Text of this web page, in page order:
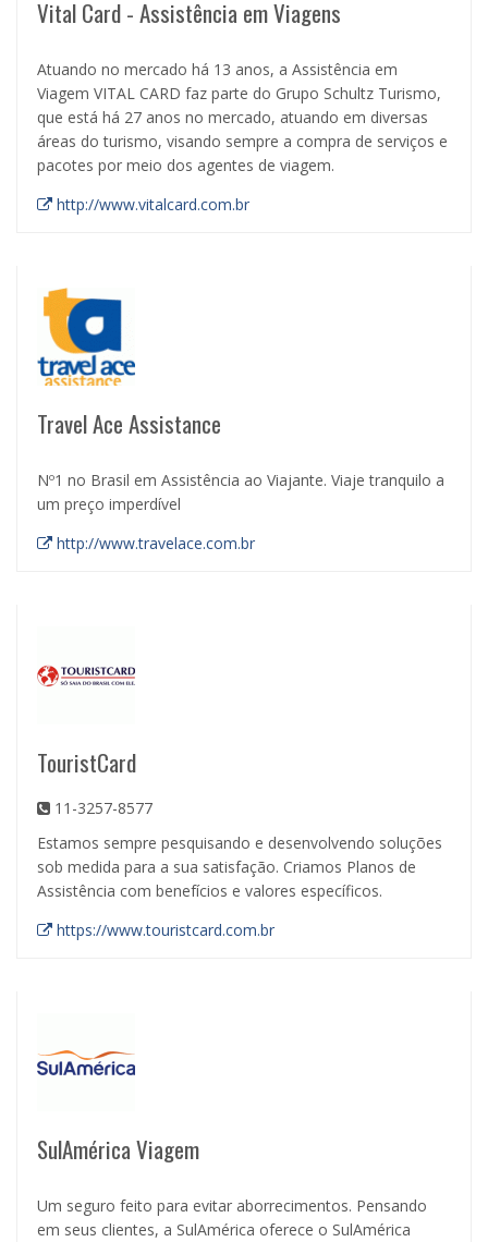
Vital Card - Assistência em Viagens
Atuando no mercado há 13 anos, a Assistência em
Viagem VITAL CARD faz parte do Grupo Schultz Turismo,
que está há 27 anos no mercado, atuando em diversas
áreas do turismo, visando sempre a compra de serviços e
pacotes por meio dos agentes de viagem.
http://www.vitalcard.com.br
Travel Ace Assistance
Nº1 no Brasil em Assistência ao Viajante. Viaje tranquilo a
um preço imperdível
http://www.travelace.com.br
TouristCard
11-3257-8577
Estamos sempre pesquisando e desenvolvendo soluções
sob medida para a sua satisfação. Criamos Planos de
Assistência com benefícios e valores específicos.
https://www.touristcard.com.br
SulAmérica Viagem
Um seguro feito para evitar aborrecimentos. Pensando
em seus clientes, a SulAmérica oferece o SulAmérica